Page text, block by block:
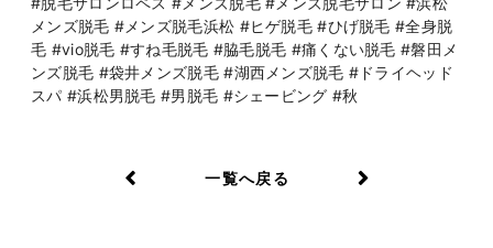
メンズ脱毛 #メンズ脱毛浜松 #ヒゲ脱毛 #ひげ脱毛 #全身脱
毛 #vio脱毛 #すね毛脱毛 #脇毛脱毛 #痛くない脱毛 #磐田メ
ンズ脱毛 #袋井メンズ脱毛 #湖西メンズ脱毛 #ドライヘッド
スパ #浜松男脱毛 #男脱毛 #シェービング #秋
一覧へ戻る